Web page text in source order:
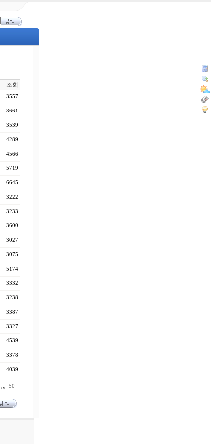
조회
3557
3661
3539
4289
4566
5719
6645
3222
3233
3600
3027
3075
5174
3332
3238
3387
3327
4539
3378
4039
,,, 50